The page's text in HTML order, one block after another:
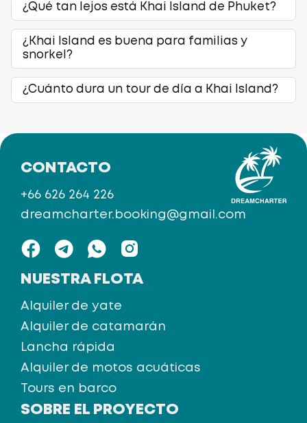
¿Qué tan lejos está Khai Island de Phuket?
¿Khai Island es buena para familias y
snorkel?
¿Cuánto dura un tour de día a Khai Island?
NUESTRA FLOTA
Alquiler de yate
Alquiler de catamarán
Lancha rápida
Alquiler de motos acuáticas
Tours en barco
SOBRE EL PROYECTO
CONTACTO
+66 626 264 226
dreamcharter.booking@gmail.com